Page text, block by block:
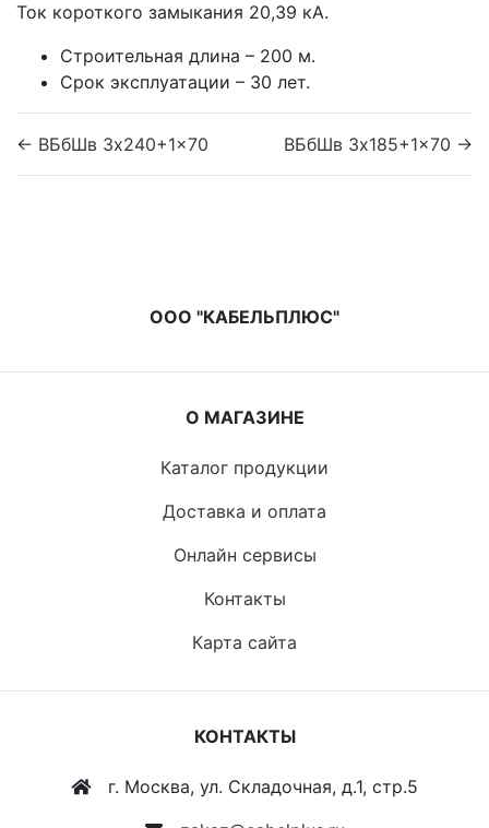
Ток короткого замыкания 20,39 кА.
Строительная длина – 200 м.
Срок эксплуатации – 30 лет.
← ВБбШв 3x240+1x70 ВБбШв 3x185+1x70 →
ООО "КАБЕЛЬПЛЮС"
О МАГАЗИНЕ
Каталог продукции
Доставка и оплата
Онлайн сервисы
Контакты
Карта сайта
КОНТАКТЫ
г. Москва, ул. Складочная, д.1, стр.5